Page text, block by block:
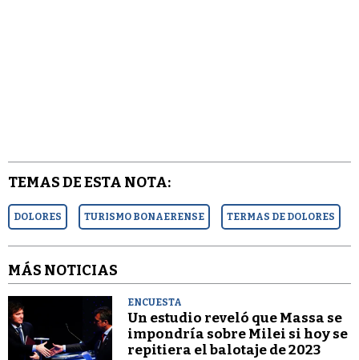
TEMAS DE ESTA NOTA:
DOLORES TURISMO BONAERENSE TERMAS DE DOLORES
MÁS NOTICIAS
ENCUESTA
Un estudio reveló que Massa se
impondría sobre Milei si hoy se
repitiera el balotaje de 2023